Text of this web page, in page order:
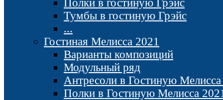
Полки в гостиную Грэйс
Тумбы в гостиную Грэйс
...
Гостиная Мелисса 2021
Варианты композиций
Модульный ряд
Антресоли в Гостиную
Полки в Гостиную Мелисса